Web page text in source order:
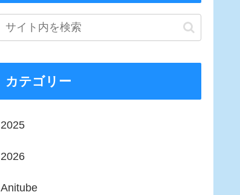
カテゴリー
2025
2026
Anitube